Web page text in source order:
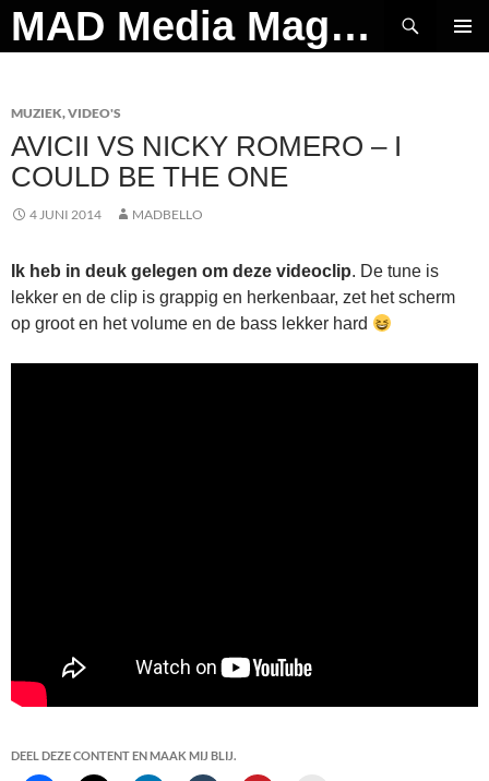
Ga
naar
MAD Media Magazine
Zoeken
MUZIEK,VIDEO'S
AVICII VS NICKY ROMERO – I
COULD BE THE ONE
4 JUNI 2014 MADBELLO
Ik heb in deuk gelegen om deze videoclip. De tune is
lekker en de clip is grappig en herkenbaar, zet het scherm
op groot en het volume en de bass lekker hard
DEEL DEZE CONTENT EN MAAK MIJ BLIJ.